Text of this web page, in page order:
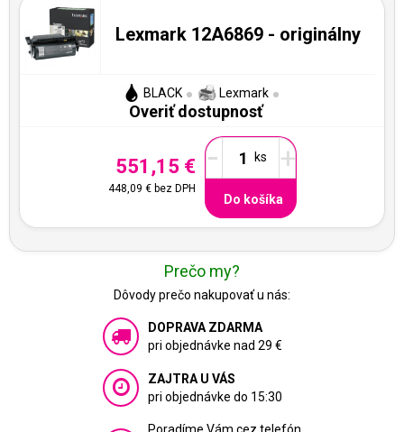
Lexmark 12A6869 - originálny
BLACK Lexmark
Overiť dostupnosť
551,15 €
448,09 €bez DPH
- +
Do košíka
Prečo my?
Dôvody prečo nakupovať u nás:
DOPRAVA ZDARMA
pri objednávke nad 29 €
ZAJTRA U VÁS
pri objednávke do 15:30